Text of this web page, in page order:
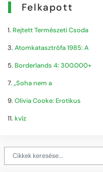
Felkapott
1. Rejtett Természeti Csoda
3. Atomkatasztrófa 1985: A
5. Borderlands 4: 300.000+
7. „Soha nem a
9. Olivia Cooke: Erotikus
11. kvíz